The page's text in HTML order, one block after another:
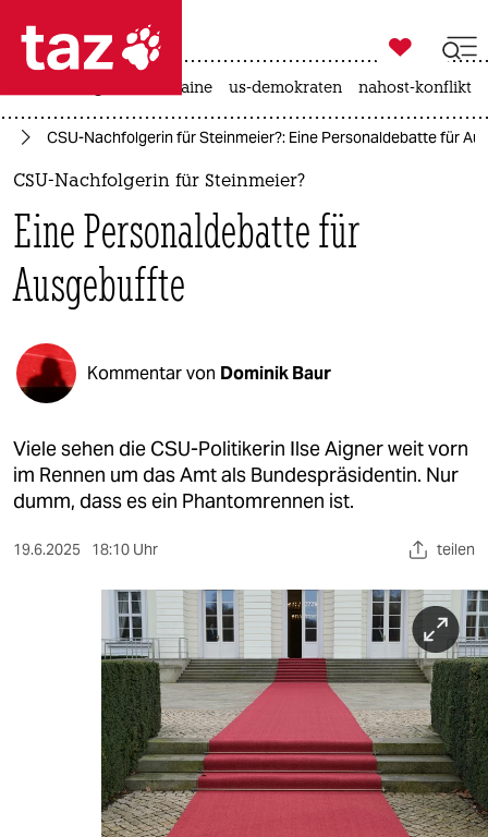
 taz zahl ich
taz zahl ich
politik
öko
gesellschaft
kultur
sport
berlin
nord
wahrheit
veranstaltungen
fragen & hilfe

taz zahl ich
krieg in der ukraine us-demokraten nahost-konflikt
CSU-Nachfolgerin für Steinmeier?: Eine Personaldebatte für
CSU-Nachfolgerin für Steinmeier?
Eine Personaldebatte für
Ausgebuffte
Kommentar von Dominik Baur
Viele sehen die CSU-Politikerin Ilse Aigner weit vorn
im Rennen um das Amt als Bundespräsidentin. Nur
dumm, dass es ein Phantomrennen ist.
19.6.2025 18:10 Uhr teilen